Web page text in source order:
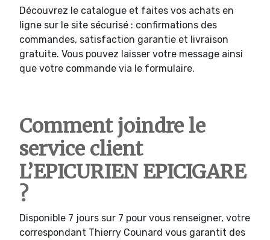
Découvrez le catalogue et faites vos achats en
ligne sur le site sécurisé : confirmations des
commandes, satisfaction garantie et livraison
gratuite. Vous pouvez laisser votre message ainsi
que votre commande via le formulaire.
Comment joindre le
service client
L’EPICURIEN EPICIGARE
?
Disponible 7 jours sur 7 pour vous renseigner, votre
correspondant Thierry Counard vous garantit des